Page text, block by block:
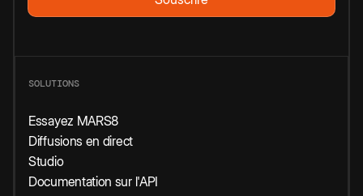
SOLUTIONS
Essayez MARS8
Diffusions en direct
Studio
Documentation sur l'API